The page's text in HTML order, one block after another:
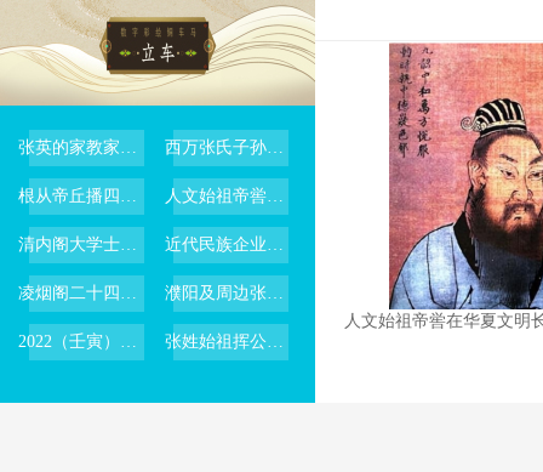
￥288
《嫦娥玉兔镜》投
人文始祖帝喾在华夏文明
张英的家教家训养生哲学《聪训斋语》 西万张氏子孙与邻里600余年不红脸，传承先祖“百忍”之志！
根从帝丘播四海 枝向五湖耀寰球---张姓先民自祖根地濮阳播迁世界各地的历史脉络 人文始祖帝喾在华夏文明长河中的伟大功德
清内阁大学士张英张廷玉家族 近代民族企业家——张謇
凌烟阁二十四功臣之一濮阳南乐县张公谨 濮阳及周边张氏家谱摘要之范县《张桥张氏族谱》摘要
2022（壬寅）年公祭伏羲大典祭文 张姓始祖挥公功德图